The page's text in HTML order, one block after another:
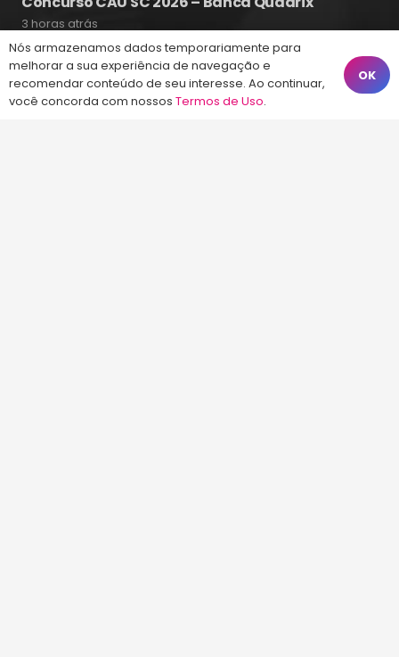
3 horas atrás
Concurso Celesc 2026 – Edital Publicado
Ontem às 20:17
Concurso CASAN 2026 – Cargos e vagas
Nós armazenamos dados temporariamente para
melhorar a sua experiência de navegação e
recomendar conteúdo de seu interesse. Ao continuar,
você concorda com nossos Termos de Uso.
OK